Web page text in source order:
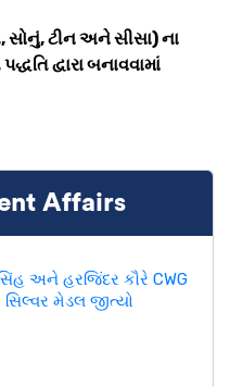
સોનું, ટીન અને સીસા) ના
દ્વારા બનાવવામાં
Affairs
અને હરજિંદર કૌરે CWG
સિલ્વર મેડલ જીત્યો